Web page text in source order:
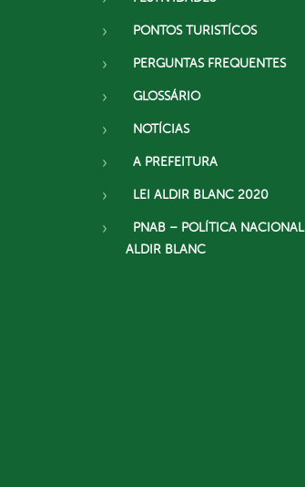
PONTOS TURISTÍCOS
PERGUNTAS FREQUENTES
GLOSSÁRIO
NOTÍCIAS
A PREFEITURA
LEI ALDIR BLANC 2020
PNAB – POLÍTICA NACIONAL
ALDIR BLANC